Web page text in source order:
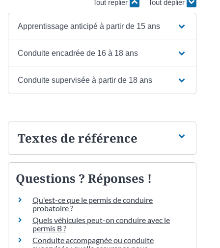
Tout replier Tout déplier
Apprentissage anticipé à partir de 15 ans
Conduite encadrée de 16 à 18 ans
Conduite supervisée à partir de 18 ans
Textes de référence
Questions ? Réponses !
Qu'est-ce que le permis de conduire
probatoire ?
Quels véhicules peut-on conduire avec le
permis B ?
Conduite accompagnée ou conduite